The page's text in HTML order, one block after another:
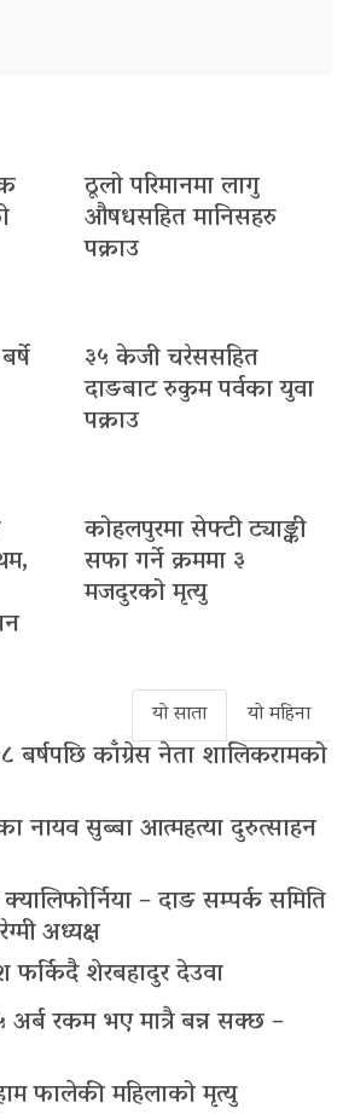
ठूलो परिमानमा लागु
औषधसहित मानिसहरु
पक्राउ
३५ केजी चरेससहित
दाङबाट रुकुम पर्वका युवा
पक्राउ
कोहलपुरमा सेफ्टी ट्याङ्की
सफा गर्ने क्रममा ३
मजदुरको मृत्यु
यो साता
यो महिना
बर्षपछि काँग्रेस नेता शालिकरामको
नायव सुब्बा आत्महत्या दुरुत्साहन
– दाङ सम्पर्क समिति
अध्यक्ष
शेरबहादुर देउवा
अर्ब रकम भए मात्रै बन्न सक्छ –
फालेकी महिलाको मृत्यु